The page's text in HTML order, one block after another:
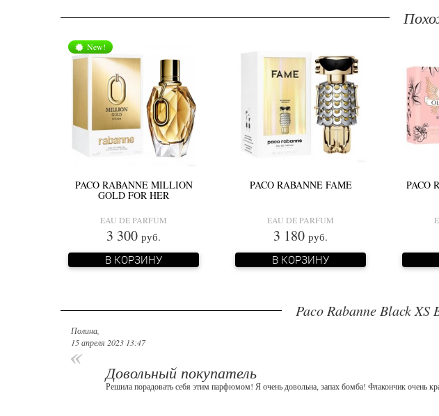
New!
PACO RABANNE MILLION
GOLD FOR HER
EAU DE PARFUM
3 300 руб.
В КОРЗИНУ
PACO RABANNE FAME
EAU DE PARFUM
3 180 руб.
В КОРЗИНУ
PACO
Paco Rabanne Black
Полина
15 апреля 2023 13:47
Довольный покупатель
Решила порадовать себя этим парфюмом! Я очень довольна, запах бомба! Флакончик очень